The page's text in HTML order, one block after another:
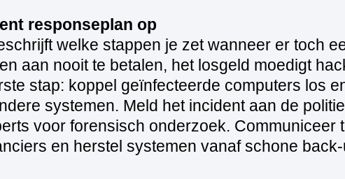
responseplan op
welke stappen je zet wanneer er toch
aan nooit te betalen, het losgeld moedigt
stap: koppel geïnfecteerde computers los
systemen. Meld het incident aan de
voor forensisch onderzoek. Communiceer
en herstel systemen vanaf schone